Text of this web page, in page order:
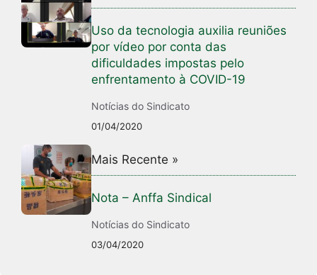
Uso da tecnologia auxilia reuniões
por vídeo por conta das
dificuldades impostas pelo
enfrentamento à COVID-19
Notícias do Sindicato
01/04/2020
Mais Recente »
Nota – Anffa Sindical
Notícias do Sindicato
03/04/2020